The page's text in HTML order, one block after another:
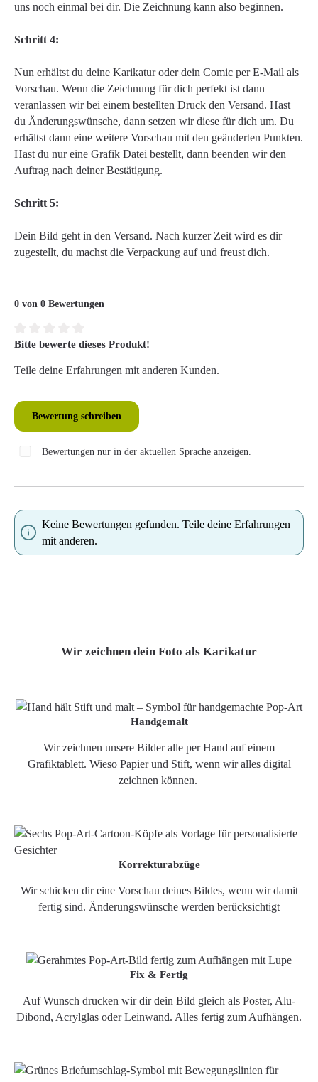
uns noch einmal bei dir. Die Zeichnung kann also beginnen.
Schritt 4:
Nun erhältst du deine Karikatur oder dein Comic per E-Mail als
Vorschau. Wenn die Zeichnung für dich perfekt ist dann
veranlassen wir bei einem bestellten Druck den Versand. Hast
du Änderungswünsche, dann setzen wir diese für dich um. Du
erhältst dann eine weitere Vorschau mit den geänderten Punkten.
Hast du nur eine Grafik Datei bestellt, dann beenden wir den
Auftrag nach deiner Bestätigung.
Schritt 5:
Dein Bild geht in den Versand. Nach kurzer Zeit wird es dir
zugestellt, du machst die Verpackung auf und freust dich.
0 von 0 Bewertungen
Durchschnittliche Bewertung von 0 von 5 Sternen
Bitte bewerte dieses Produkt!
Teile deine Erfahrungen mit anderen Kunden.
Bewertung schreiben
Bewertungen nur in der aktuellen Sprache anzeigen.
Keine Bewertungen gefunden. Teile deine Erfahrungen
mit anderen.
Wir zeichnen dein Foto als Karikatur
Handgemalt
Wir zeichnen unsere Bilder alle per Hand auf einem
Grafiktablett. Wieso Papier und Stift, wenn wir alles digital
zeichnen können.
Korrekturabzüge
Wir schicken dir eine Vorschau deines Bildes, wenn wir damit
fertig sind. Änderungswünsche werden berücksichtigt
Fix & Fertig
Auf Wunsch drucken wir dir dein Bild gleich als Poster, Alu-
Dibond, Acrylglas oder Leinwand. Alles fertig zum Aufhängen.